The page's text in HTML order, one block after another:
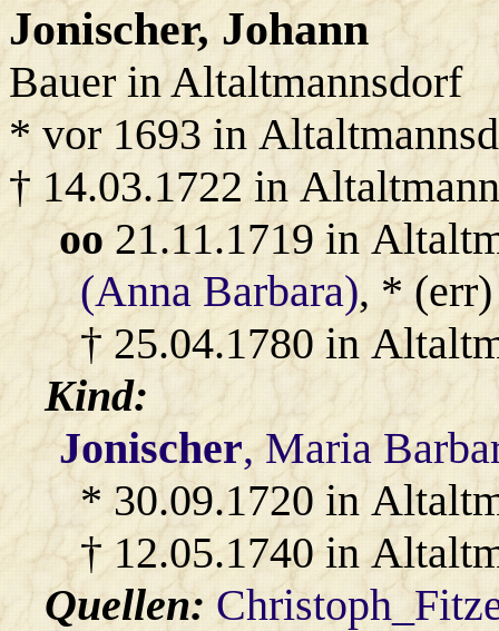
Jonischer, Johann
Bauer in Altaltmannsdorf
* vor 1693 in
† 14.03.1722 in
oo21.11.1719 in
(Anna Barbara), *
† 25.04.1780 in
Kind:
Jonischer, Maria
* 30.09.1720 in
† 12.05.1740 in
Quellen: